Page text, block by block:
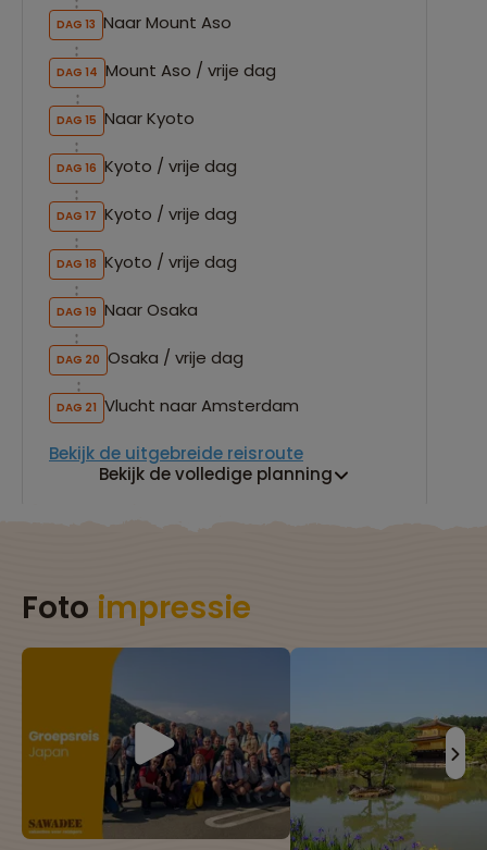
DAG 13 Naar Mount Aso
DAG 14 Mount Aso / vrije dag
DAG 15 Naar Kyoto
DAG 16 Kyoto / vrije dag
DAG 17 Kyoto / vrije dag
DAG 18 Kyoto / vrije dag
DAG 19 Naar Osaka
DAG 20 Osaka / vrije dag
DAG 21 Vlucht naar Amsterdam
Bekijk de uitgebreide reisroute
Bekijk de volledige planning
Foto impressie